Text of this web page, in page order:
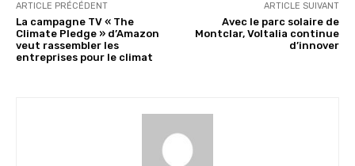
ARTICLE PRÉCÉDENT
La campagne TV « The
Climate Pledge » d’Amazon
veut rassembler les
entreprises pour le climat
ARTICLE SUIVANT
Avec le parc solaire de
Montclar, Voltalia continue
d’innover